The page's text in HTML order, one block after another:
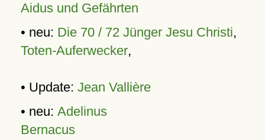
Aidus und Gefährten
• neu: Die 70 / 72 Jünger Jesu Christi,
Toten-Auferwecker,
• Update: Jean Vallière
• neu: Adelinus
Bernacus